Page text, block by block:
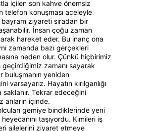
içilen son kahve önemsiz
telefon konuşması aceleyle
ziyareti sıradan bir
İnsan çoğu zaman
hareket eder. Bu inanç ona
zamanda bazı gerçekleri
neden olur. Çünkü hiçbirimiz
zamanı sayarak
buluşmanın yeniden
varsayarız. Hayatın kırılganlığı
saklanır. Tekrar edeceğini
anların içinde.
gemiye bindiklerinde yeni
heyecanını taşıyordu. Kimileri iş
ailelerini ziyaret etmeye